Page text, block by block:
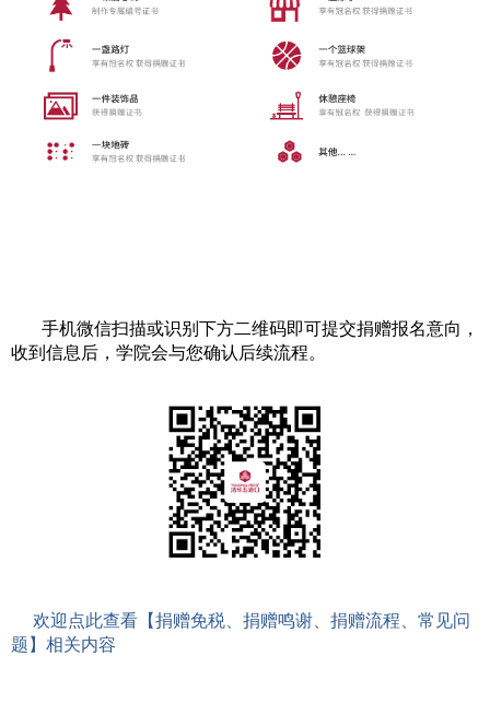
手机微信扫描或识别下方二维码即可提交捐赠报名意向，
收到信息后，学院会与您确认后续流程。
欢迎点此查看【捐赠免税、捐赠鸣谢、捐赠流程、常见问
题】相关内容